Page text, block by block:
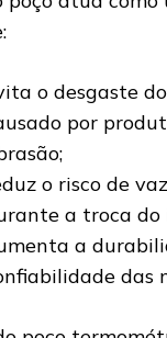
o desgaste
por
o risco de
a troca do
a
das